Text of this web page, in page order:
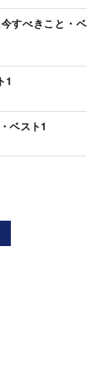
すべきこと・ベ
1
ベスト1